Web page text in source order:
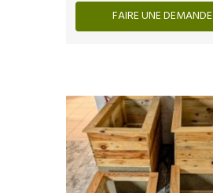
FAIRE UNE DEMANDE